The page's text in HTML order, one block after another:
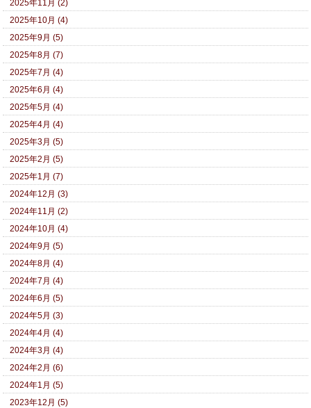
2025年11月 (2)
2025年10月 (4)
2025年9月 (5)
2025年8月 (7)
2025年7月 (4)
2025年6月 (4)
2025年5月 (4)
2025年4月 (4)
2025年3月 (5)
2025年2月 (5)
2025年1月 (7)
2024年12月 (3)
2024年11月 (2)
2024年10月 (4)
2024年9月 (5)
2024年8月 (4)
2024年7月 (4)
2024年6月 (5)
2024年5月 (3)
2024年4月 (4)
2024年3月 (4)
2024年2月 (6)
2024年1月 (5)
2023年12月 (5)